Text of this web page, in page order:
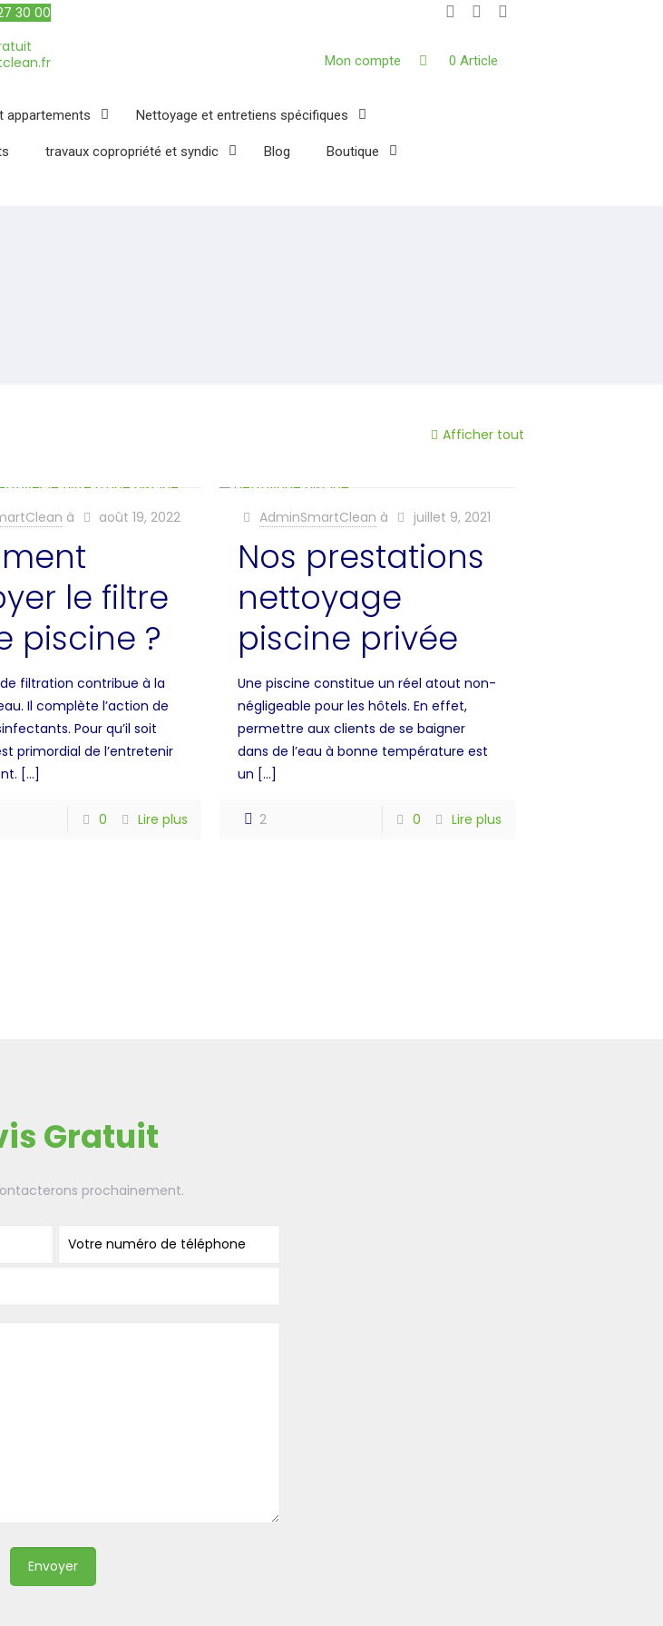
30 00
Mon compte 0 Article
appartements Nettoyage et entretiens spécifiques
travaux copropriété et syndic Blog Boutique
Afficher tout
à août 19, 2022
le filtre
piscine ?
filtration contribue à la
Il complète l’action de
Pour qu’il soit
primordial de l’entretenir
[…]
0 Lire plus
AdminSmartClean à juillet 9, 2021
Nos prestations
nettoyage
piscine privée
Une piscine constitue un réel atout non-
négligeable pour les hôtels. En effet,
permettre aux clients de se baigner
dans de l’eau à bonne température est
un […]
2 0 Lire plus
Gratuit
prochainement.